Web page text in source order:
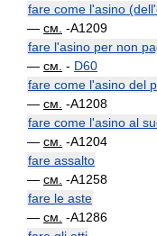
fare come l'asino
— см. -A1209
fare l'asino per non
— см. - D60
fare come l'asino del
— см. -A1208
fare come l'asino al
— см. -A1204
fare assalto
— см. -A1258
fare le aste
— см. -A1286